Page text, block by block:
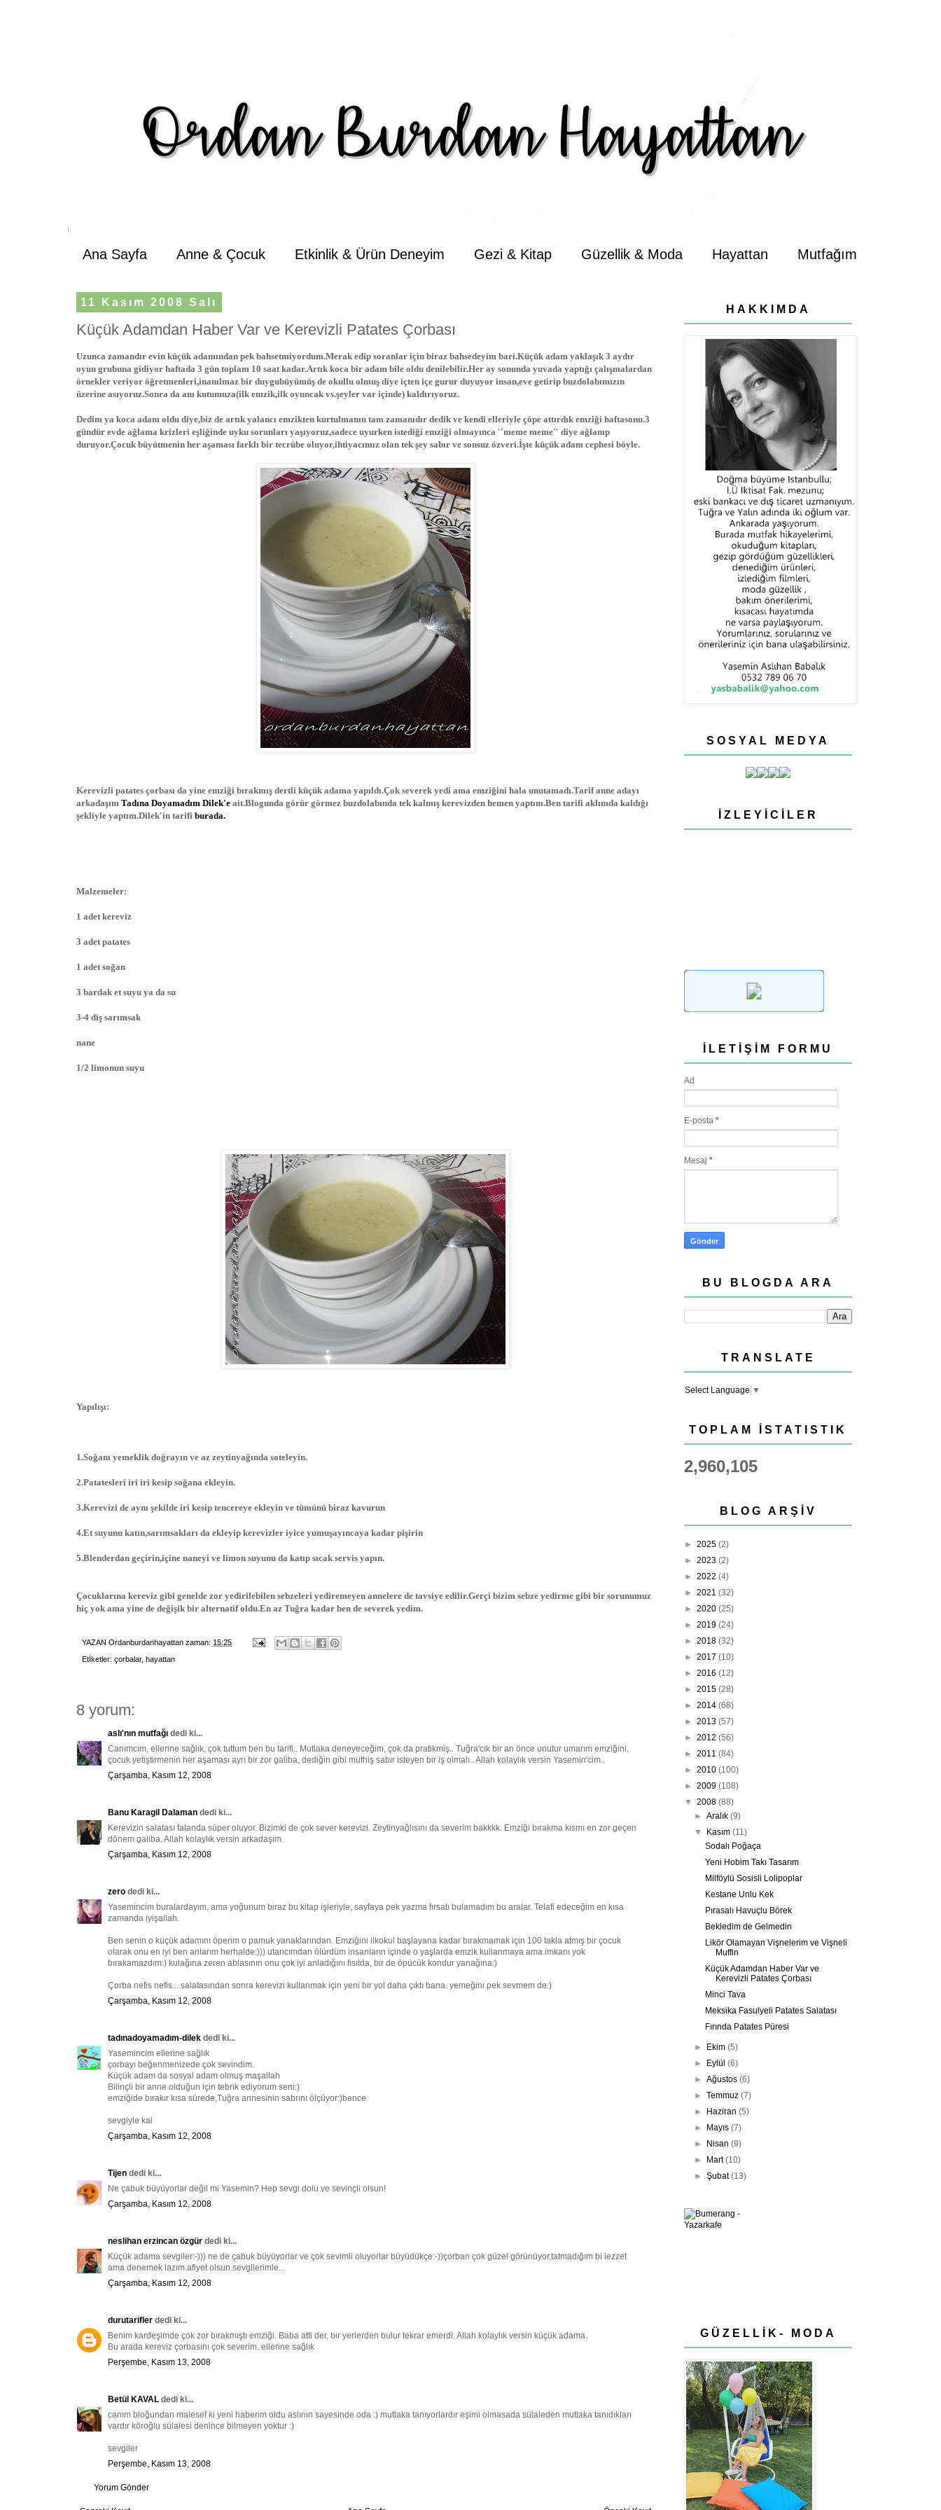
Ana Sayfa Anne & Çocuk Etkinlik & Ürün Deneyim Gezi & Kitap Güzellik & Moda Hayattan Mutfağım
11 Kasım 2008 Salı
Küçük Adamdan Haber Var ve Kerevizli Patates Çorbası
Uzunca zamandır evin küçük adamından pek bahsetmiyordum.Merak edip soranlar için biraz bahsedeyim bari.Küçük adam yaklaşık 3 aydır
oyun grubuna gidiyor haftada 3 gün toplam 10 saat kadar.Artık koca bir adam bile oldu denilebilir.Her ay sonunda yuvada yaptığı çalışmalardan
örnekler veriyor öğretmenleri,inanılmaz bir duygubüyümüş de okullu olmuş diye içten içe gurur duyuyor insan,eve getirip buzdolabımızın
üzerine asıyoruz.Sonra da anı kutumuza(ilk emzik,ilk oyuncak vs.şeyler var içinde) kaldırıyoruz.
Dedim ya koca adam oldu diye,biz de artık yalancı emzikten kurtulmanın tam zamanıdır dedik ve kendi elleriyle çöpe attırdık emziği haftasonu.3
gündür evde ağlama krizleri eşliğinde uyku sorunları yaşıyoruz,sadece uyurken istediği emziği olmayınca ''meme meme'' diye ağlanıp
duruyor.Çocuk büyütmenin her aşaması farklı bir tecrübe oluyor,ihtiyacımız olan tek şey sabır ve sonsuz özveri.İşte küçük adam cephesi böyle.
Kerevizli patates çorbası da yine emziği bırakmış dertli küçük adama yapıldı.Çok severek yedi ama emziğini hala unutamadı.Tarif anne adayı
arkadaşım Tadına Doyamadım Dilek'e ait.Blogunda görür görmez buzdolabında tek kalmış kerevizden hemen yaptım.Ben tarifi aklımda kaldığı
şekliyle yaptım.Dilek'in tarifi burada.
Malzemeler:
1 adet kereviz
3 adet patates
1 adet soğan
3 bardak et suyu ya da su
3-4 diş sarımsak
nane
1/2 limonun suyu
Yapılışı:
1.Soğanı yemeklik doğrayın ve az zeytinyağında soteleyin.
2.Patatesleri iri iri kesip soğana ekleyin.
3.Kerevizi de aynı şekilde iri kesip tencereye ekleyin ve tümünü biraz kavurun
4.Et suyunu katın,sarımsakları da ekleyip kerevizler iyice yumuşayıncaya kadar pişirin
5.Blenderdan geçirin,içine naneyi ve limon suyunu da katıp sıcak servis yapın.
Çocuklarına kereviz gibi genelde zor yedirilebilen sebzeleri yediremeyen annelere de tavsiye edilir.Gerçi bizim sebze yedirme gibi bir sorunumuz
hiç yok ama yine de değişik bir alternatif oldu.En az Tuğra kadar ben de severek yedim.
YAZAN Ordanburdanhayattan zaman: 15:25
Etİketler: çorbalar, hayattan
8 yorum:
aslı'nın mutfağı dedi ki...
Canımcım, ellerine sağlık, çok tuttum ben bu tarifi.. Mutlaka deneyeceğim, çok da pratikmiş.. Tuğra'cık bir an önce unutur umarım emziğini,
çocuk yetiştirmenin her aşaması ayrı bir zor galiba, dediğin gibi müthiş sabır isteyen bir iş olmalı.. Allah kolaylık versin Yasemin'cim..
Çarşamba, Kasım 12, 2008
Banu Karagil Dalaman dedi ki...
Kerevizin salatası falanda süper oluyor. Bizimki de çok sever kerevizi. Zeytinyağlısını da severim bakkkk. Emziği bırakma kısmı en zor geçen
dönem galiba. Allah kolaylık versin arkadaşım.
Çarşamba, Kasım 12, 2008
zero dedi ki...
Yasemincim buralardayım, ama yoğunum biraz bu kitap işleriyle, sayfaya pek yazma fırsatı bulamadım bu aralar. Telafi edeceğim en kısa
zamanda iyişallah.
Ben senin o küçük adamını öperim o pamuk yanaklarından. Emziğini ilkokul başlayana kadar bırakmamak için 100 takla atmış bir çocuk
olarak onu en iyi ben anlarım herhalde:))) utancımdan ölürdüm insanların içinde o yaşlarda emzik kullanmaya ama imkanı yok
bırakamazdım:) kulağına zeren ablasının onu çok iyi anladığını fısılda, bir de öpücük kondur yanağına:)
Çorba nefis nefis... salatasından sonra kerevizi kullanmak için yeni bir yol daha çıktı bana. yemeğini pek sevmem de:)
Çarşamba, Kasım 12, 2008
tadınadoyamadım-dilek dedi ki...
Yasemincim ellerine sağlık
çorbayı beğenmenizede çok sevindim.
Küçük adam da sosyal adam olmuş maşallah
Bilinçli bir anne olduğun için tebrik ediyorum seni:)
emziğide bırakır kısa sürede,Tuğra annesinin sabrını ölçüyor:)bence
sevgiyle kal
Çarşamba, Kasım 12, 2008
Tijen dedi ki...
Ne çabuk büyüyorlar değil mi Yasemin? Hep sevgi dolu ve sevinçli olsun!
Çarşamba, Kasım 12, 2008
neslihan erzincan özgür dedi ki...
Küçük adama sevgiler:-))) ne de çabuk büyüyorlar ve çok sevimli oluyorlar büyüdükçe:-))çorban çok güzel görünüyor,tatmadığım bi lezzet
ama denemek lazım.afiyet olsun.sevgilerimle...
Çarşamba, Kasım 12, 2008
durutarifler dedi ki...
Benim kardeşimde çok zor bırakmıştı emziği. Baba atti der, bir yerlerden bulur tekrar emerdi. Allah kolaylık versin küçük adama.
Bu arada kereviz çorbasını çok severim. ellerine sağlık
Perşembe, Kasım 13, 2008
Betül KAVAL dedi ki...
canım bloğundan malesef ki yeni haberim oldu aslının sayesinde oda :) mutlaka tanıyorlardır eşimi olmasada sülaleden mutlaka tanıdıkları
vardır köroğlu sülalesi denince bilmeyen yoktur :)
sevgiler
Perşembe, Kasım 13, 2008
Yorum Gönder
HAKKIMDA
SOSYAL MEDYA
İZLEYICILER
İLETIŞIM FORMU
Ad
E-posta *
Mesaj *
BU BLOGDA ARA
TRANSLATE
Select Language ▼
TOPLAM İSTATISTIK
2,960,105
BLOG ARŞIV
► 2025 (2)
► 2023 (2)
► 2022 (4)
► 2021 (32)
► 2020 (25)
► 2019 (24)
► 2018 (32)
► 2017 (10)
► 2016 (12)
► 2015 (28)
► 2014 (68)
► 2013 (57)
► 2012 (56)
► 2011 (84)
► 2010 (100)
► 2009 (108)
▼ 2008 (88)
►Aralık(9)
▼ Kasım(11)
Sodalı Poğaça
Yeni Hobim Takı Tasarım
Milföylü Sosisli Lolipoplar
Kestane Unlu Kek
Pırasalı Havuçlu Börek
Bekledim de Gelmedin
Likör Olamayan Vişnelerim ve Vişneli
Muffin
Küçük Adamdan Haber Var ve
Kerevizli Patates Çorbası
Minci Tava
Meksika Fasulyeli Patates Salatası
Fırında Patates Püresi
► Ekim(5)
► Eylül(6)
►Ağustos(6)
►Temmuz(7)
► Haziran(5)
► Mayıs(7)
► Nisan(9)
► Mart(10)
►Şubat(13)
GÜZELLİK- MODA